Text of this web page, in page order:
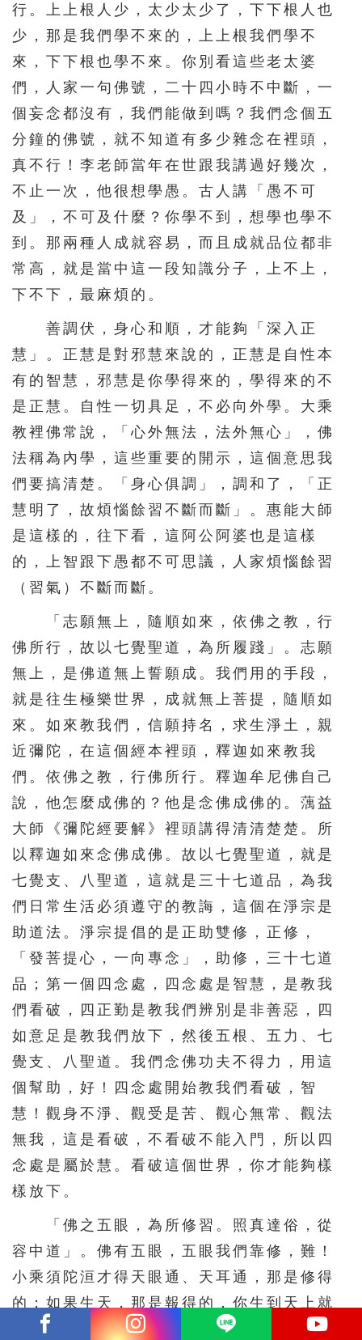
行。上上根人少，太少太少了，下下根人也
少，那是我們學不來的，上上根我們學不
來，下下根也學不來。你別看這些老太婆
們，人家一句佛號，二十四小時不中斷，一
個妄念都沒有，我們能做到嗎？我們念個五
分鐘的佛號，就不知道有多少雜念在裡頭，
真不行！李老師當年在世跟我講過好幾次，
不止一次，他很想學愚。古人講「愚不可
及」，不可及什麼？你學不到，想學也學不
到。那兩種人成就容易，而且成就品位都非
常高，就是當中這一段知識分子，上不上，
下不下，最麻煩的。
善調伏，身心和順，才能夠「深入正
慧」。正慧是對邪慧來說的，正慧是自性本
有的智慧，邪慧是你學得來的，學得來的不
是正慧。自性一切具足，不必向外學。大乘
教裡佛常說，「心外無法，法外無心」，佛
法稱為內學，這些重要的開示，這個意思我
們要搞清楚。「身心俱調」，調和了，「正
慧明了，故煩惱餘習不斷而斷」。惠能大師
是這樣的，往下看，這阿公阿婆也是這樣
的，上智跟下愚都不可思議，人家煩惱餘習
（習氣）不斷而斷。
「志願無上，隨順如來，依佛之教，行
佛所行，故以七覺聖道，為所履踐」。志願
無上，是佛道無上誓願成。我們用的手段，
就是往生極樂世界，成就無上菩提，隨順如
來。如來教我們，信願持名，求生淨土，親
近彌陀，在這個經本裡頭，釋迦如來教我
們。依佛之教，行佛所行。釋迦牟尼佛自己
說，他怎麼成佛的？他是念佛成佛的。蕅益
大師《彌陀經要解》裡頭講得清清楚楚。所
以釋迦如來念佛成佛。故以七覺聖道，就是
七覺支、八聖道，這就是三十七道品，為我
們日常生活必須遵守的教誨，這個在淨宗是
助道法。淨宗提倡的是正助雙修，正修，
「發菩提心，一向專念」，助修，三十七道
品；第一個四念處，四念處是智慧，是教我
們看破，四正勤是教我們辨別是非善惡，四
如意足是教我們放下，然後五根、五力、七
覺支、八聖道。我們念佛功夫不得力，用這
個幫助，好！四念處開始教我們看破，智
慧！觀身不淨、觀受是苦、觀心無常、觀法
無我，這是看破，不看破不能入門，所以四
念處是屬於慧。看破這個世界，你才能夠樣
樣放下。
「佛之五眼，為所修習。照真達俗，從
容中道」。佛有五眼，五眼我們靠修，難！
小乘須陀洹才得天眼通、天耳通，那是修得
的；如果生天，那是報得的，你生到天上就
有，可是沒有辦法具足五眼。報得的五眼，